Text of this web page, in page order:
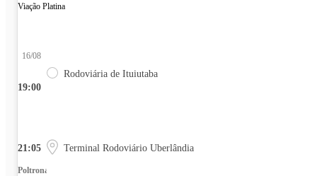
Viação Platina
19:00
16/08
Rodoviária de Ituiutaba
21:05 Terminal Rodoviário Uberlândia
Poltrona